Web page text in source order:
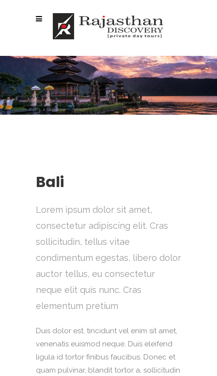
Bali
Lorem ipsum dolor sit amet,
consectetur adipiscing elit. Cras
sollicitudin, tellus vitae
condimentum egestas, libero dolor
auctor tellus, eu consectetur
neque elit quis nunc. Cras
elementum pretium
Duis dolor est, tincidunt vel enim sit amet,
venenatis euismod neque. Duis eleifend
ligula id tortor finibus faucibus. Donec et
quam pulvinar, blandit tortor a, sollicitudin